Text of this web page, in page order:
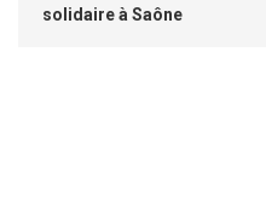
solidaire à Saône